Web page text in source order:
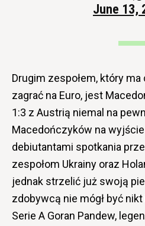
June 13,
Drugim zespołem, który
zagrać na Euro, jest
1:3 z Austrią niemal na
Macedończyków na
debiutantami spotkania
zespołom Ukrainy oraz
jednak strzelić już swoją
zdobywcą nie mógł być
Serie A Goran Pandew,